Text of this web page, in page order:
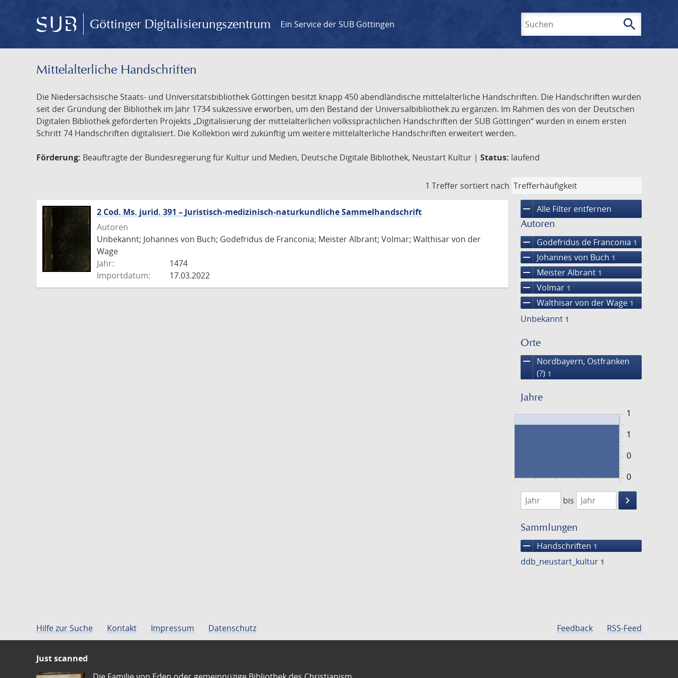
Göttinger Digitalisierungszentrum Ein Service der SUB Göttingen search
Mittelalterliche Handschriften
Die Niedersächsische Staats- und Universitätsbibliothek Göttingen besitzt knapp 450 abendländische mittelalterliche Handschriften. Die Handschriften wurden
seit der Gründung der Bibliothek im Jahr 1734 sukzessive erworben, um den Bestand der Universalbibliothek zu ergänzen. Im Rahmen des von der Deutschen
Digitalen Bibliothek geförderten Projekts „Digitalisierung der mittelalterlichen volkssprachlichen Handschriften der SUB Göttingen“ wurden in einem ersten
Schritt 74 Handschriften digitalisiert. Die Kollektion wird zukünftig um weitere mittelalterliche Handschriften erweitert werden.
Förderung: Beauftragte der Bundesregierung für Kultur und Medien, Deutsche Digitale Bibliothek, Neustart Kultur | Status: laufend
1 Treffer sortiert nach
remove Alle Filter entfernen
Autoren
remove Godefridus de Franconia 1
remove Johannes von Buch 1
remove Meister Albrant 1
remove Volmar 1
remove Walthisar von der Wage 1
Unbekannt 1
Orte
remove
Nordbayern, Ostfranken
(?) 1
Jahre
0
1
0
1
1474
1475
bis
keyboard_arrow_right
Suche
Sammlungen
remove Handschriften 1
ddb_neustart_kultur 1
2 Cod. Ms. jurid. 391 – Juristisch-medizinisch-naturkundliche Sammelhandschrift
Autoren
Unbekannt; Johannes von Buch; Godefridus de Franconia; Meister Albrant; Volmar; Walthisar von der
Wage
Jahr:
1474
Importdatum:
17.03.2022
Hilfe zur Suche Kontakt Impressum Datenschutz Feedback RSS-Feed
Just scanned